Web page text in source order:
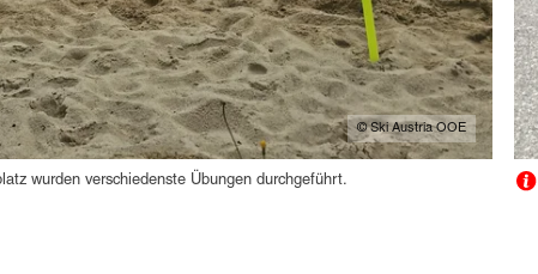
© Ski Austria OOE
wurden verschiedenste Übungen durchgeführt.